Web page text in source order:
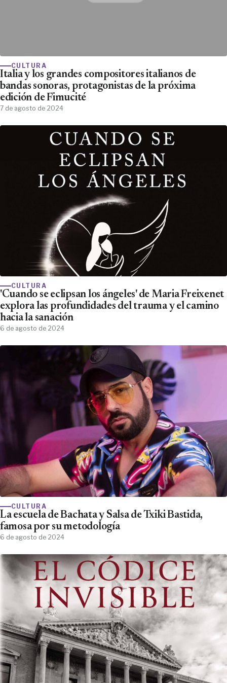
CULTURA
Italia y los grandes compositores italianos de
bandas sonoras, protagonistas de la próxima
edición de Fimucité
7 de agosto de 2024
CULTURA
'Cuando se eclipsan los ángeles' de Maria Freixenet
explora las profundidades del trauma y el camino
hacia la sanación
6 de agosto de 2024
CULTURA
La escuela de Bachata y Salsa de Txiki Bastida,
famosa por su metodología
6 de agosto de 2024